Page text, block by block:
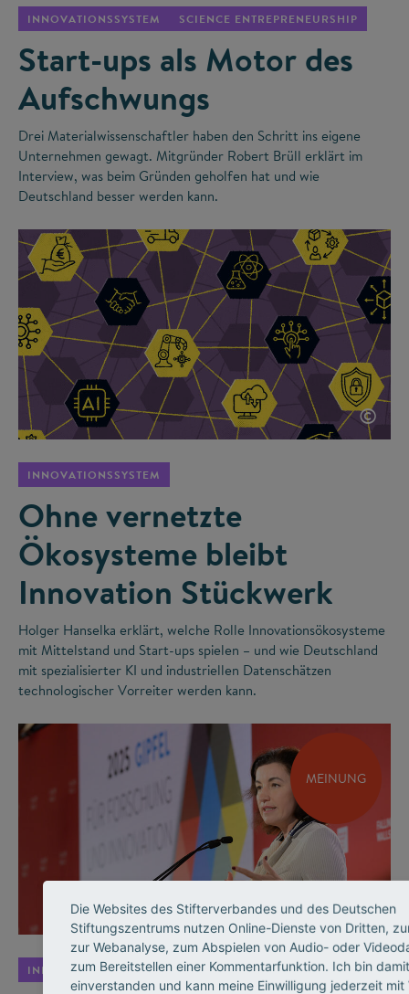
INNOVATIONSSYSTEM SCIENCE ENTREPRENEURSHIP
Start-ups als Motor des
Aufschwungs
Drei Materialwissenschaftler haben den Schritt ins eigene
Unternehmen gewagt. Mitgründer Robert Brüll erklärt im
Interview, was beim Gründen geholfen hat und wie
Deutschland besser werden kann.
©
INNOVATIONSSYSTEM
Ohne vernetzte
Ökosysteme bleibt
Innovation Stückwerk
Holger Hanselka erklärt, welche Rolle Innovationsökosysteme
mit Mittelstand und Start-ups spielen – und wie Deutschland
mit spezialisierter KI und industriellen Datenschätzen
technologischer Vorreiter werden kann.
MEINUNG
©
INNOVATIONSSYSTEM
Die Websites des Stifterverbandes und des Deutschen
Stiftungszentrums nutzen Online-Dienste von Dritten,
zur Webanalyse, zum Abspielen von Audio- oder
zum Bereitstellen einer Kommentarfunktion. Ich bin damit
einverstanden und kann meine Einwilligung jederzeit mit